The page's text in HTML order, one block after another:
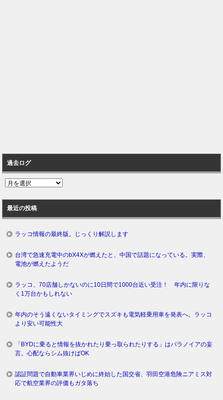
過去ログ
過
ロ
グ
最近の投稿
ラッコ情報の最終版。じっくり解説します
台湾で急速充電中のbX4Xが燃えたと、中国で話題になっている。実際、
電池が燃えたようだ
ラッコ、70店舗しかないのに10日間で1000台近い受注！ 年内に限りな
く1万台かもしれない
年内のそう遠くないタイミングでスズキも電気軽乗用車を発表へ。ラッコ
より安い可能性大
「BYDに乗ると情報を抜かれたり乗っ取られたりする」はパラノイアの妄
言。心配ならシム抜けばOK
認証問題で自動車業界いじめに終始した国交省、羽田空港危険ニアミス対
応で航空業界の評価もガタ落ち